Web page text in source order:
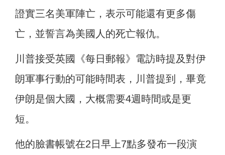
證實三名美軍陣亡，表示可能還有更多傷
亡，並誓言為美國人的死亡報仇。
川普接受英國《每日郵報》電訪時提及對伊
朗軍事行動的可能時間表，川普提到，畢竟
伊朗是個大國，大概需要4週時間或是更
短。
他的臉書帳號在2日早上7點多發布一段演